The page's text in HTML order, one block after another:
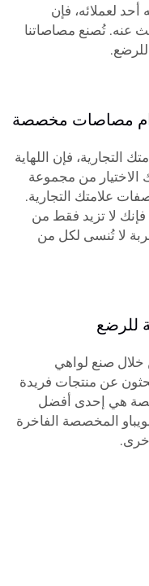
لعملائه، فإن
عنه. تُصنع مصاصاتنا
مصاصات مخصصة
التجارية، فإن اللهاية
الاختيار من مجموعة
علامتك التجارية.
لا تزيد فقط من
لا تُنسى لكل من
للرضع
صنع لواهي
عن منتجات فريدة
هي إحدى أفضل
المخصصة الفاخرة